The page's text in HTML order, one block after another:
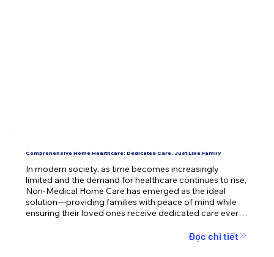
Comprehensive Home Healthcare: Dedicated Care, Just Like Family
In modern society, as time becomes increasingly
limited and the demand for healthcare continues to rise,
Non-Medical Home Care has emerged as the ideal
solution—providing families with peace of mind while
ensuring their loved ones receive dedicated care every
Đọc chi tiết